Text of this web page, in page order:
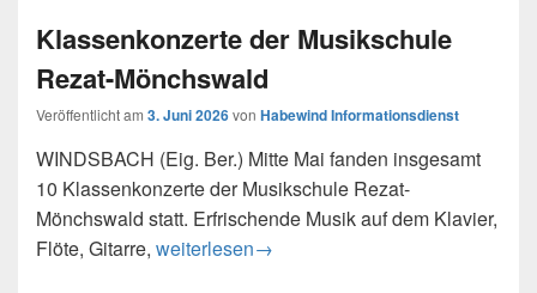
Klassenkonzerte der Musikschule
Rezat-Mönchswald
Veröffentlicht am 3. Juni 2026von Habewind Informationsdienst
WINDSBACH (Eig. Ber.) Mitte Mai fanden insgesamt
10 Klassenkonzerte der Musikschule Rezat-
Mönchswald statt. Erfrischende Musik auf dem Klavier,
Flöte, Gitarre, Klassenkonzerte der Musikschule Rezat-
weiterlesen→